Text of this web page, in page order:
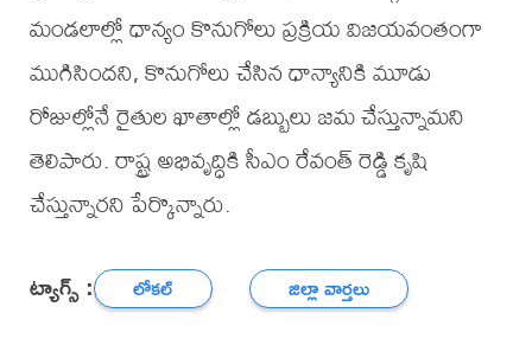
మండలాల్లో ధాన్యం కొనుగోలు ప్రక్రియ విజయవంతంగా
ముగిసిందని, కొనుగోలు చేసిన ధాన్యానికి మూడు
రోజుల్లోనే రైతుల ఖాతాల్లో డబ్బులు జమ చేస్తున్నామని
తెలిపారు. రాష్ట్ర అభివృద్ధికి సీఎం రేవంత్ రెడ్డి కృషి
చేస్తున్నారని పేర్కొన్నారు.
ట్యాగ్స్ : లోకల్ జిల్లా వార్తలు